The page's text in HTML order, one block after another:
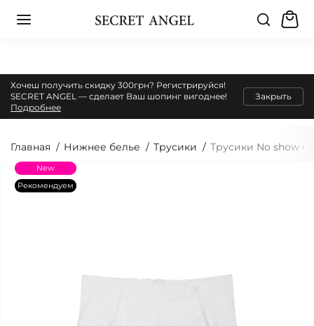
Хочеш получить скидку 300грн? Регистрируйся!
SECRET ANGEL — сделает Ваш шопинг вигоднее!
Подробнее
Закрыть
Главная Нижнее белье Трусики Трусики No show
New
Рекомендуем